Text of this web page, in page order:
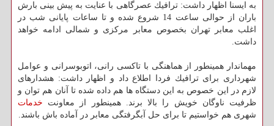
به ایسنا اظهار داشت: ترافیك عصرگاهی با عنایت به پیش بینی بارش
باران از حوالی ساعت 14 شروع شده و تا ساعات پایانی شب در
اغلب معابر تهران بخصوص معابر مركزی و شمالی ادامه خواهد
داشت.
مهماندار همینطور از هماهنگی با تاكسی رانی، اتوبوسرانی و عوامل
شهرداری برای ترافیك فردا اطلاع داد و اظهار داشت: هشدارهای
لازم در این خصوص به این دستگاه ها هم داده شده تا آنان هم توان و
ظرفیت ناوگان خویش را بالا برند. همینطور از معاونت خدمات
شهری هم خواستیم تا برای حل آبگرفتگی معابر در آماده باش باشند.